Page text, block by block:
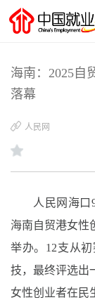
海南：2025自
落幕
​人民网
人民网海口
海南自贸港女性
举办。12支从
技，最终评选出
女性创业者在民